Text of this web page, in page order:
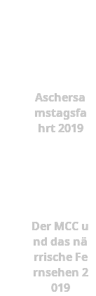
Aschersa
mstagsfa
hrt 2019
Der MCC u
nd das nä
rrische Fe
rnsehen 2
019